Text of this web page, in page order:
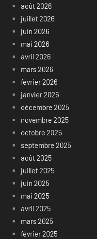
août 2026
juillet 2026
juin 2026
mai 2026
avril 2026
mars 2026
février 2026
janvier 2026
décembre 2025
novembre 2025
octobre 2025
septembre 2025
août 2025
juillet 2025
juin 2025
mai 2025
avril 2025
mars 2025
février 2025